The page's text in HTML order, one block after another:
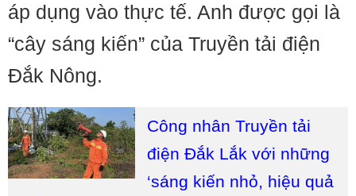
áp dụng vào thực tế. Anh được gọi là
“cây sáng kiến” của Truyền tải điện
Đắk Nông.
Công nhân Truyền tải
điện Đắk Lắk với những
‘sáng kiến nhỏ, hiệu quả